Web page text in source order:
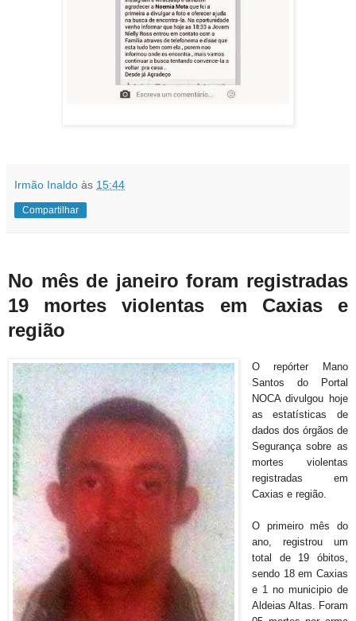
Irmão Inaldo às 15:44
Compartilhar
No mês de janeiro foram registradas
19 mortes violentas em Caxias e
região
O repórter Mano
Santos do Portal
NOCA divulgou hoje
as estatísticas de
dados dos órgãos de
Segurança sobre as
mortes violentas
registradas em
Caxias e região.
O primeiro mês do
ano, registrou um
total de 19 óbitos,
sendo 18 em Caxias
e 1 no municipio de
Aldeias Altas. Foram